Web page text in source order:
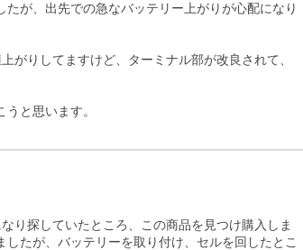
が、出先での急なバッテリー上がりが心配になり
がりしてますけど、ターミナル部が改良されて、
と思います。
り探していたところ、この商品を見つけ購入しま
たが、バッテリーを取り付け、セルを回したとこ